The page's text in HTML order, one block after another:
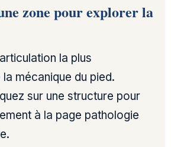
zone pour explorer la
la plus
mécanique du pied.
sur une structure pour
à la page pathologie